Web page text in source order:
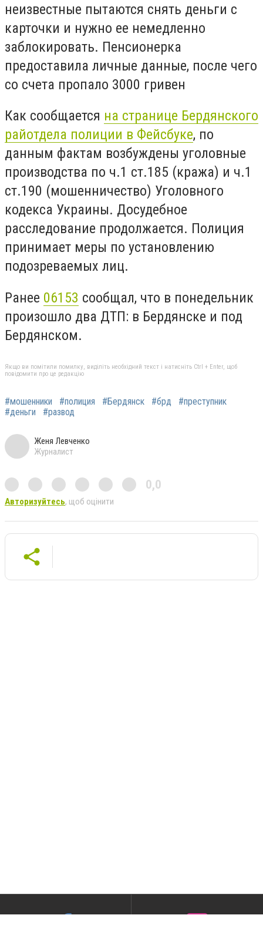
неизвестные пытаются снять деньги с
карточки и нужно ее немедленно
заблокировать. Пенсионерка
предоставила личные данные, после чего
со счета пропало 3000 гривен
Как сообщается на странице Бердянского
райотдела полиции в Фейсбуке, по
данным фактам возбуждены уголовные
производства по ч.1 ст.185 (кража) и ч.1
ст.190 (мошенничество) Уголовного
кодекса Украины. Досудебное
расследование продолжается. Полиция
принимает меры по установлению
подозреваемых лиц.
Ранее 06153 сообщал, что в понедельник
произошло два ДТП: в Бердянске и под
Бердянском.
Якщо ви помітили помилку, виділіть необхідний текст і натисніть Ctrl + Enter, щоб
повідомити про це редакцію
#мошенники #полиция #Бердянск #брд
#преступник
#деньги
#развод
Женя Левченко
Журналист
0,0
Авторизуйтесь, щоб оцінити